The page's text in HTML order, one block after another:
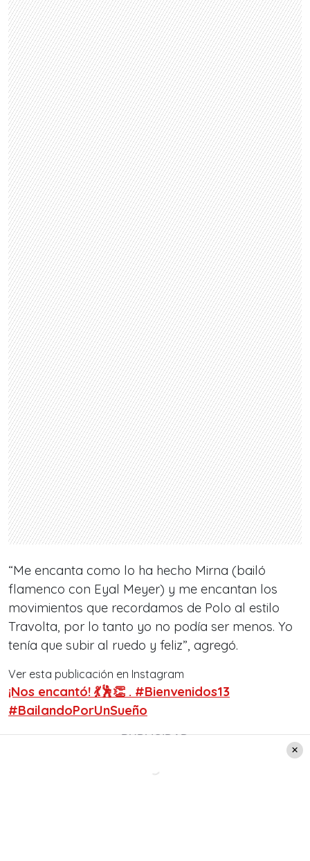
“Me encanta como lo ha hecho Mirna (bailó
flamenco con Eyal Meyer) y me encantan los
movimientos que recordamos de Polo al estilo
Travolta, por lo tanto yo no podía ser menos. Yo
tenía que subir al ruedo y feliz”, agregó.
Ver esta publicación en Instagram
¡Nos encantó! 💃🕺👏 . #Bienvenidos13
#BailandoPorUnSueño